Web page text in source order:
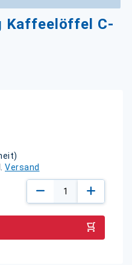
Kaffeelöffel C-
Versand